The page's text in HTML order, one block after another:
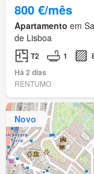
800 €/mês
Apartamento em
de Lisboa
T2 1
Há 2 dias
RENTUMO
Novo